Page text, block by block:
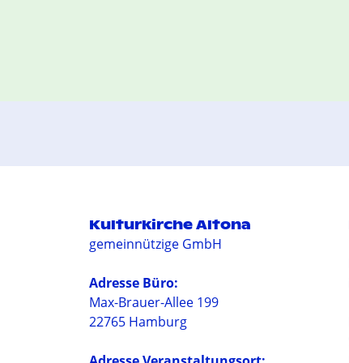
Kulturkirche Altona
gemeinnützige GmbH
Adresse Büro:
Max-Brauer-Allee 199
22765 Hamburg